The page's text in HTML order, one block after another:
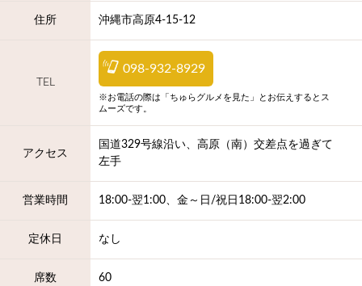
住所 沖縄市高原4-15-12
TEL
098-932-8929
※お電話の際は「ちゅらグルメを見た」とお伝えするとス
ムーズです。
アクセス
国道329号線沿い、高原（南）交差点を過ぎて
左手
営業時間 18:00‐翌1:00、金～日/祝日18:00-翌2:00
定休日 なし
席数 60